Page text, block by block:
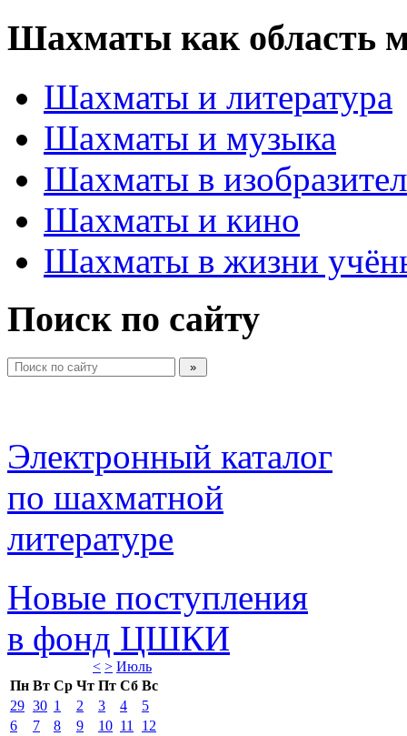
Шахматы как область
Шахматы и литература
Шахматы и музыка
Шахматы в
Шахматы и кино
Шахматы в жизни
Поиск по сайту
Электронный каталог
по шахматной
литературе
Новые поступления
в фонд ЦШКИ
< > Июль
Пн Вт Ср Чт Пт Сб Вс
29 30 1 2 3 4
5
6
7 8 9 10 11
12